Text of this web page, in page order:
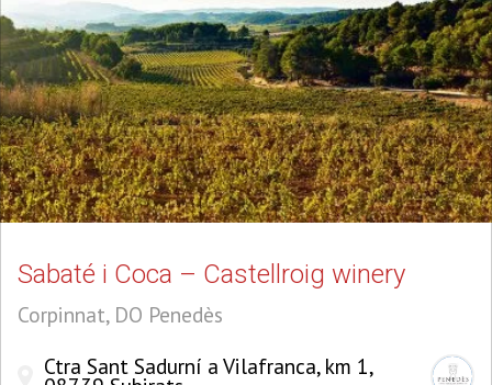
Sabaté i Coca – Castellroig winery
Corpinnat, DO Penedès
Ctra Sant Sadurní a Vilafranca, km 1,